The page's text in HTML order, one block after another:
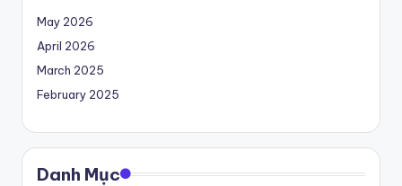
ộ
t
b
o
g
May 2026
April 2026
March 2025
February 2025
Danh Mục